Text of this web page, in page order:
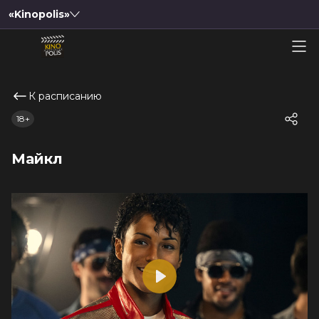
«Kinopolis»
К расписанию
Майкл
18+
Play